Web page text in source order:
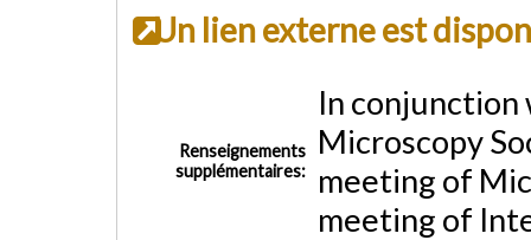
Un lien externe est
Renseignements
supplémentaires:
In conjunction
Microscopy
meeting of
meeting of